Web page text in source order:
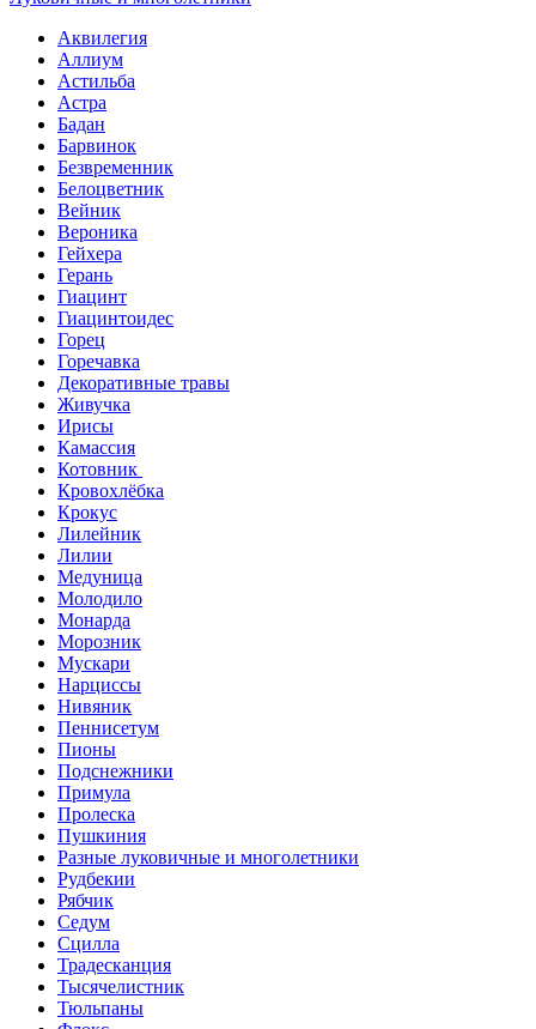
Аквилегия
Аллиум
Астильба
Астра
Бадан
Барвинок
Безвременник
Белоцветник
Вейник
Вероника
Гейхера
Герань
Гиацинт
Гиацинтоидес
Горец
Горечавка
Декоративные травы
Живучка
Ирисы
Камассия
Котовник
Кровохлёбка
Крокус
Лилейник
Лилии
Медуница
Молодило
Монарда
Морозник
Мускари
Нарциссы
Нивяник
Пеннисетум
Пионы
Подснежники
Примула
Пролеска
Пушкиния
Разные луковичные и многолетники
Рудбекии
Рябчик
Седум
Сцилла
Традесканция
Тысячелистник
Тюльпаны